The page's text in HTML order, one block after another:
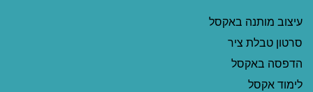
עיצוב מותנה באקסל
סרטון טבלת ציר
הדפסה באקסל
לימוד אקסל